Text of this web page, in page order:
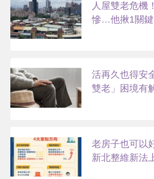
人屋雙老危機
慘…他揪1關鍵
活再久也得安
雙老」困境有
老房子也可以
新北整維新法